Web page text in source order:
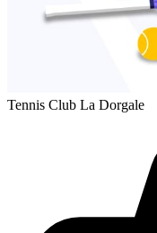
Tennis Club La Dorgale